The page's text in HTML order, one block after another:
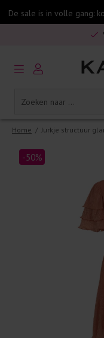
De sale is in volle gang:
Gratis
5%
Gratis
Home / Jurkje structuur
-50%